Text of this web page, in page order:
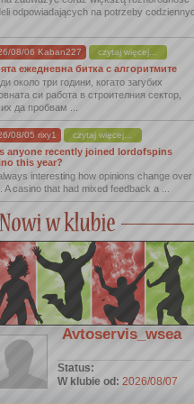
odpowiadających na potrzeby
08/06 Kaban227 czytaj więcej...
ежедневна битка с алгоритмите
около три години, когато загубих
си работа в строителния сектор,
да пробвам ...
08/05 rixy1 czytaj więcej...
anyone recently joined lordofspins
this year?
interesting how opinions change over
A casino that had mixed feedback a ...
Avtoservis_wsea
Status:
W klubie od: 2026/08/07